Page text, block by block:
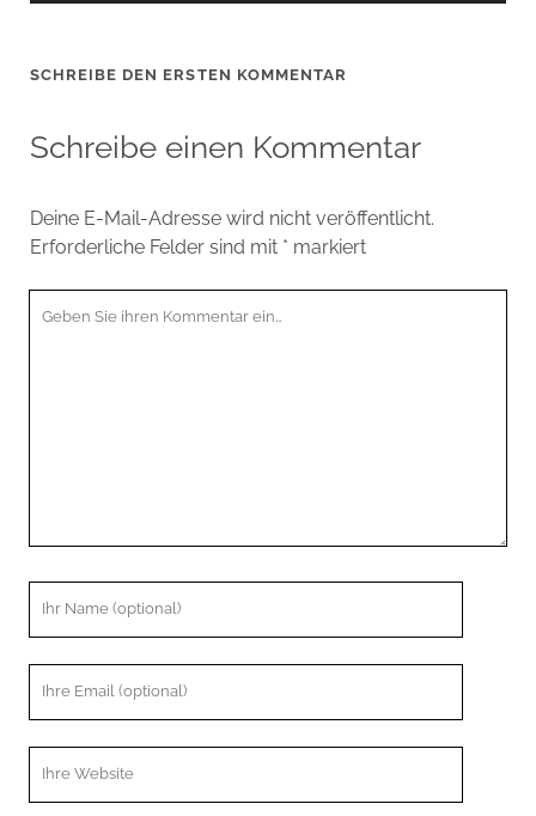
SCHREIBE DEN ERSTEN KOMMENTAR
Schreibe einen Kommentar
Deine E-Mail-Adresse wird nicht veröffentlicht.
Erforderliche Felder sind mit * markiert